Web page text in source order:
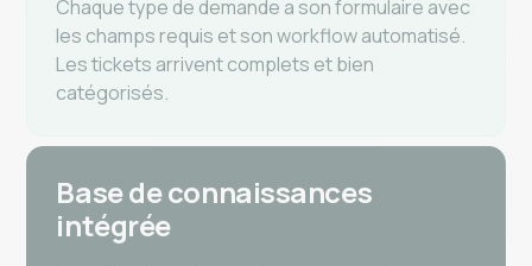
Chaque type de demande a son formulaire avec
les champs requis et son workflow automatisé.
Les tickets arrivent complets et bien
catégorisés.
Base de connaissances
intégrée